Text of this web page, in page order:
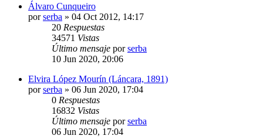
Álvaro Cunqueiro
porserba » 04 Oct 2012, 14:17
20 Respuestas
34571 Vistas
Último mensaje porserba
10 Jun 2020, 20:06
Elvira López Mourín (Láncara, 1891)
porserba » 06 Jun 2020, 17:04
0 Respuestas
16832 Vistas
Último mensaje porserba
06 Jun 2020, 17:04